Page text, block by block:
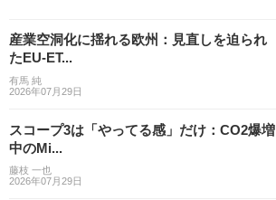
産業空洞化に揺れる欧州：見直しを迫られ
たEU-ET...
有馬 純
2026年07月29日
スコープ3は「やってる感」だけ：CO2爆増
中のMi...
藤枝 一也
2026年07月29日